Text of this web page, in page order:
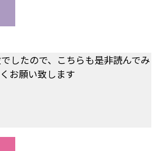
したので、こちらも是非読んでみ
お願い致します